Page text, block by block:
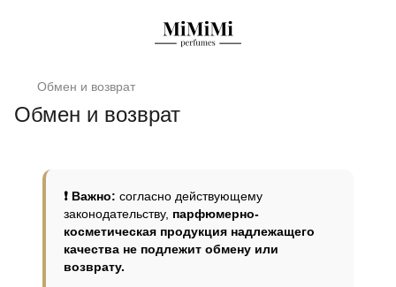
Обмен и возврат
Обмен и возврат
❗ Важно: согласно действующему
законодательству, парфюмерно-
косметическая продукция надлежащего
качества не подлежит обмену или
возврату.